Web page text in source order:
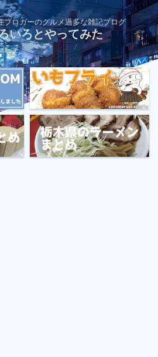
ブロガーのグルメ過多な雑記ブログ
いろとやってみた